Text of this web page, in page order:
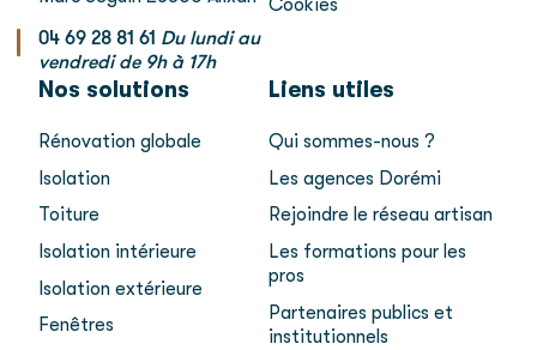
04 69 28 81 61 Du lundi au
vendredi de 9h à 17h
Cookies
Nos solutions
Rénovation globale
Isolation
Toiture
Isolation intérieure
Isolation extérieure
Fenêtres
Liens utiles
Qui sommes-nous ?
Les agences Dorémi
Rejoindre le réseau artisan
Les formations pour les
pros
Partenaires publics et
institutionnels